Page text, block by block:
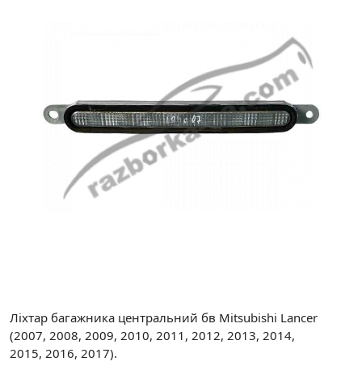
Ліхтар багажника центральний бв Mitsubishi Lancer
(2007, 2008, 2009, 2010, 2011, 2012, 2013, 2014,
2015, 2016, 2017).